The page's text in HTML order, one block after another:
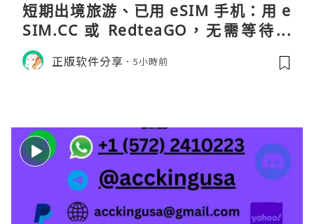
短期出境旅游、已用 eSIM 手机：用 e
SIM.CC 或 RedteaGO，无需等待收
货。需要“当地号码 + 通话短信”（如
打车、外卖、客户联络）：优先 Redt
正版软件分享 5小時前